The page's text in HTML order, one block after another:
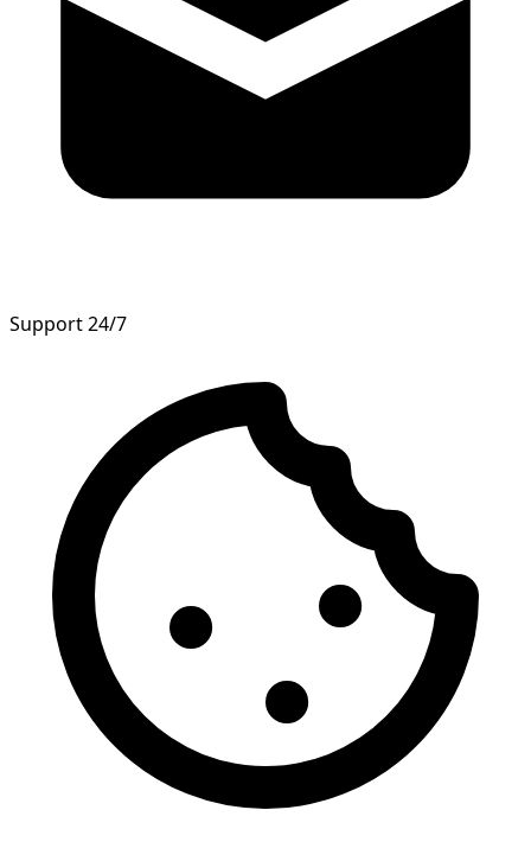
Support 24/7